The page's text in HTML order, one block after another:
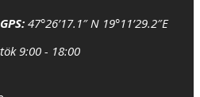
GPS: 47°26’17.1″ N 19°11’29.2″E
9:00 - 18:00